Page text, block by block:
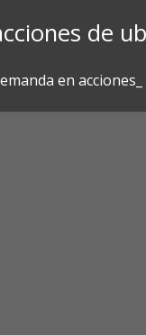
de
en acciones_